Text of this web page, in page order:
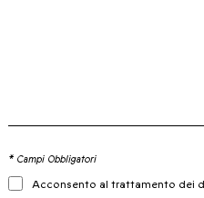
* Campi Obbligatori
Acconsento al trattamento dei